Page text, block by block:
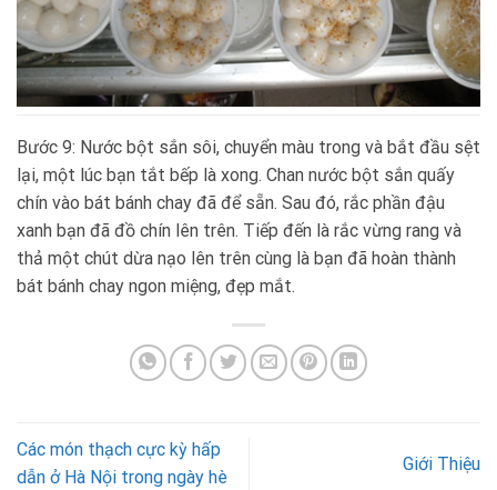
Bước 9: Nước bột sắn sôi, chuyển màu trong và bắt đầu sệt
lại, một lúc bạn tắt bếp là xong. Chan nước bột sắn quấy
chín vào bát bánh chay đã để sẵn. Sau đó, rắc phần đậu
xanh bạn đã đồ chín lên trên. Tiếp đến là rắc vừng rang và
thả một chút dừa nạo lên trên cùng là bạn đã hoàn thành
bát bánh chay ngon miệng, đẹp mắt.
Các món thạch cực kỳ hấp
dẫn ở Hà Nội trong ngày hè
Giới Thiệu